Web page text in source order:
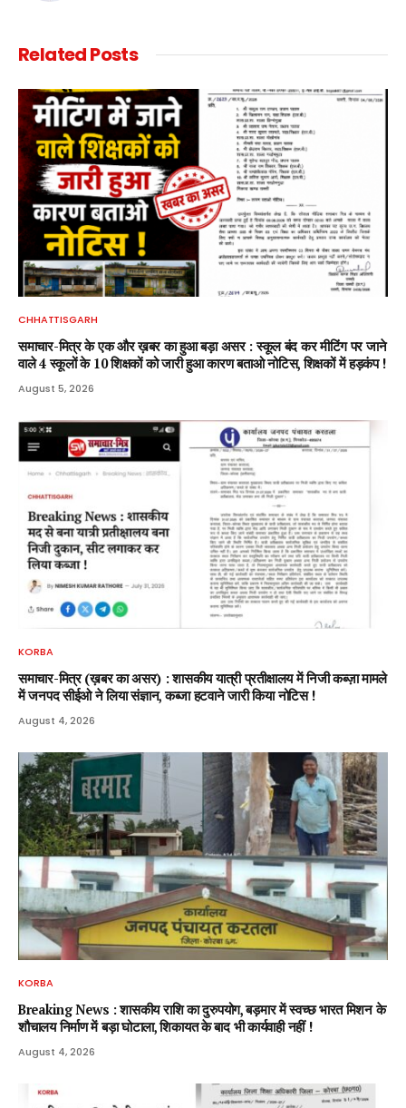
RelatedPosts
CHHATTISGARH
समाचार-मित्र के एक और ख़बर का हुआ बड़ा असर : स्कूल बंद कर मीटिंग पर जाने
वाले 4 स्कूलों के 10 शिक्षकों को जारी हुआ कारण बताओ नोटिस, शिक्षकों में हड़कंप !
August 5, 2026
KORBA
समाचार-मित्र (ख़बर का असर) : शासकीय यात्री प्रतीक्षालय में निजी कब्ज़ा मामले
में जनपद सीईओ ने लिया संज्ञान, कब्जा हटवाने जारी किया नोटिस !
August 4, 2026
KORBA
Breaking News : शासकीय राशि का दुरुपयोग, बड़मार में स्वच्छ भारत मिशन के
शौचालय निर्माण में बड़ा घोटाला, शिकायत के बाद भी कार्यवाही नहीं !
August 4, 2026